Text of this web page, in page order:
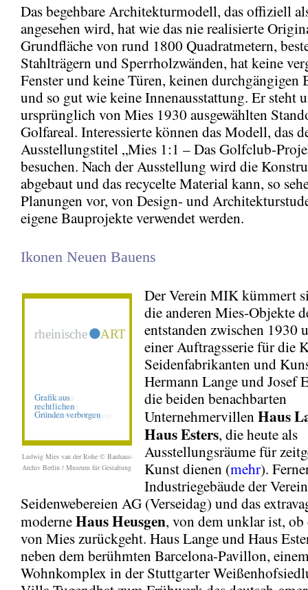
Das begehbare Architekturmodell, das offiziell
angesehen wird, hat wie das nie realisierte
Grundfläche von rund 1800 Quadratmetern,
Stahlträgern und Sperrholzwänden, hat keine
Fenster und keine Türen, keinen durchgängigen
und so gut wie keine Innenausstattung. Er steht
ursprünglich von Mies 1930 ausgewählten
Golfareal. Interessierte können das Modell, das
Ausstellungstitel „Mies 1:1 – Das Golfclub-
besuchen. Nach der Ausstellung wird die
abgebaut und das recycelte Material kann, so
Planungen vor, von Design- und
eigene Bauprojekte verwendet werden.
Ikonen Neuen Bauens
Ludwig Mies van der Rohe © Bauhaus-
Archiv Berlin / Museum für Gestaltung
Der Verein MIK kümmert
die anderen Mies-Objekte
entstanden zwischen 1930
einer Auftragsserie für die
Seidenfabrikanten und
Hermann Lange und Josef
die beiden benachbarten
Unternehmervillen Haus
Haus Esters, die heute als
Ausstellungsräume für
Kunst dienen (mehr).
Industriegebäude der
Seidenwebereien AG (Verseidag) und das
moderneHaus Heusgen, von dem unklar ist, ob
von Mies zurückgeht. Haus Lange und Haus
neben dem berühmten Barcelona-Pavillon,
Wohnkomplex in der Stuttgarter